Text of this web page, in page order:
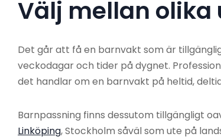
Välj mellan
Det går att få en barnvakt som är
veckodagar och tider på dygnet.
det handlar om en barnvakt på heltid,
Barnpassning finns dessutom tillgängligt
Linköping, Stockholm såväl som ute på